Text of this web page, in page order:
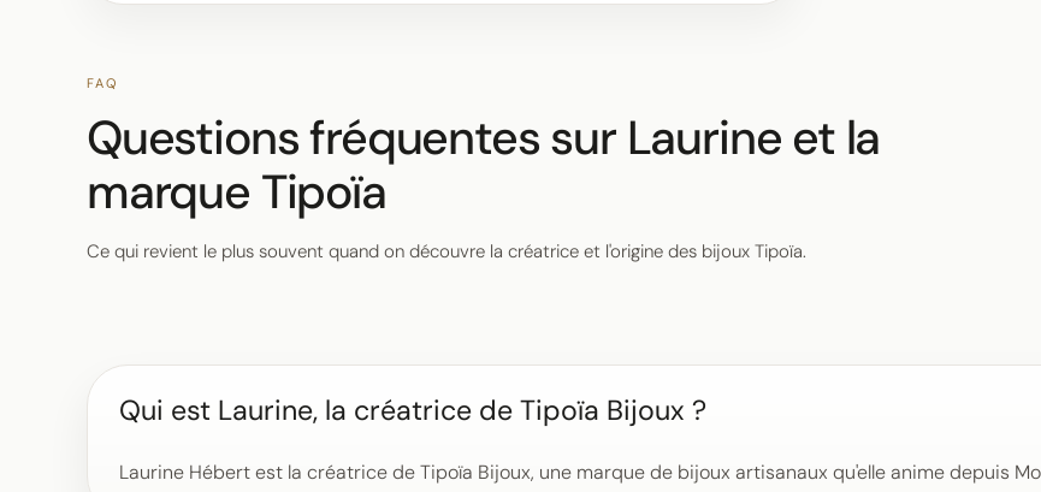
FAQ
Questions fréquentes sur Laurine et la
marque Tipoïa
Ce qui revient le plus souvent quand on découvre la créatrice et l'origine des bijoux Tipoïa.
Qui est Laurine, la créatrice de Tipoïa Bijoux ?
Laurine Hébert est la créatrice de Tipoïa Bijoux, une marque de bijoux artisanaux qu'elle anime depuis